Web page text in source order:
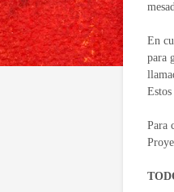
En
para
Para